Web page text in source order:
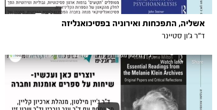
אשליה, התפכחות ואירוניה בפסיכואנליזה
ד"ר ג'ון סטיינר